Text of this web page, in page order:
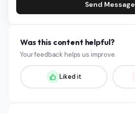
Send Message
Was this content helpful?
Your feedback helps us improve.
Liked it